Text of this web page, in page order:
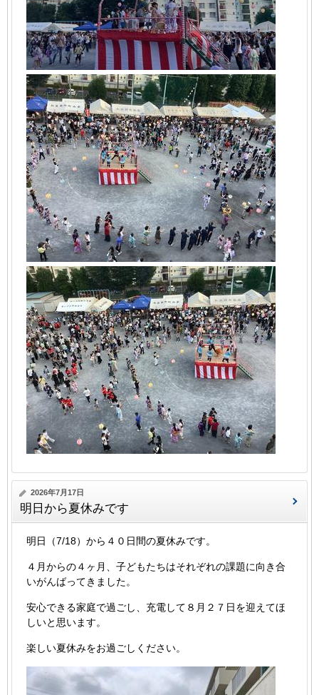
2026年7月17日
明日から夏休みです
明日（7/18）から４０日間の夏休みです。
４月からの４ヶ月、子どもたちはそれぞれの課題に向き合
いがんばってきました。
安心できる家庭で過ごし、充電して８月２７日を迎えてほ
しいと思います。
楽しい夏休みをお過ごしください。